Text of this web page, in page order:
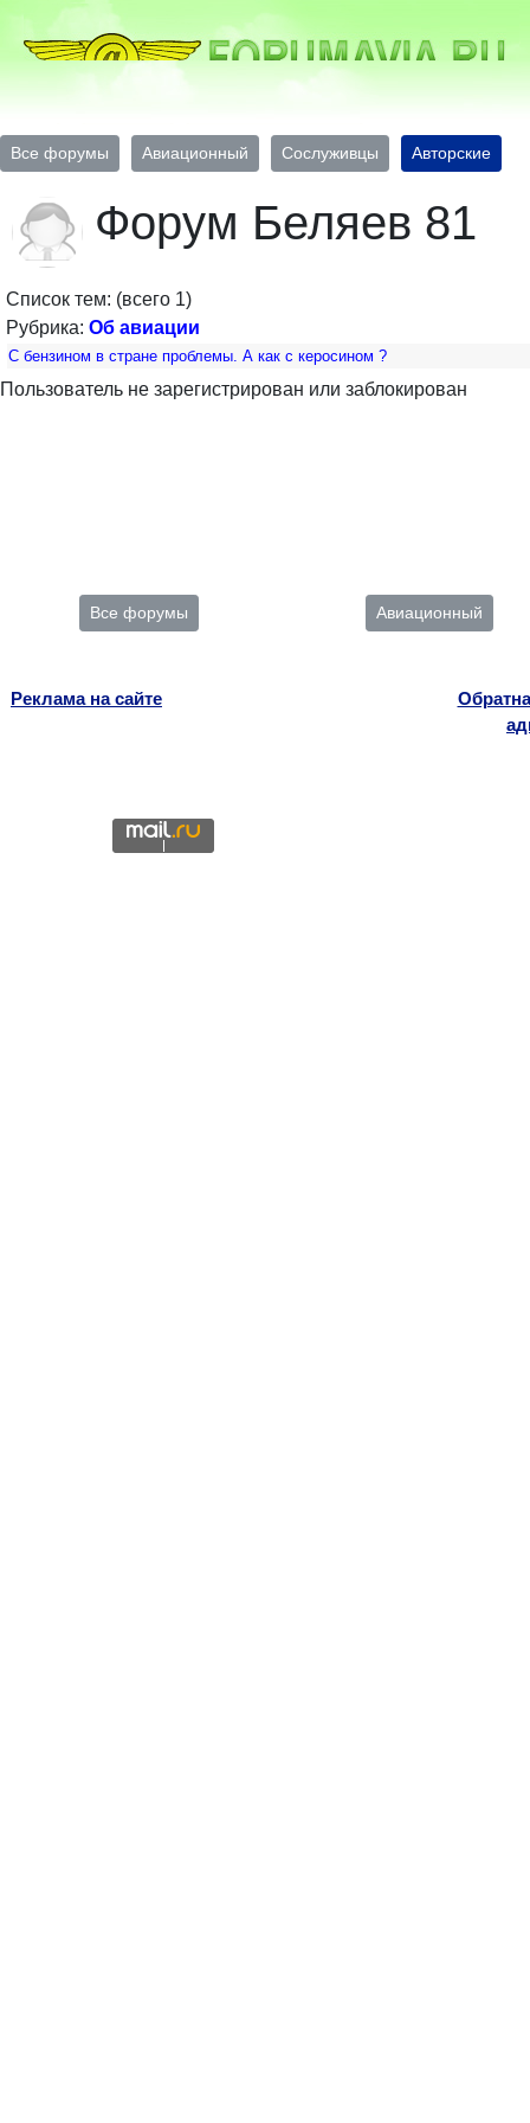
Все форумы Авиационный Сослуживцы Авторские
Форум Беляев 81
Список тем: (всего 1)
Рубрика: Об авиации
С бензином в стране проблемы. А как с керосином ?
Пользователь не зарегистрирован или заблокирован
Все форумы Авиационный
Реклама на сайте